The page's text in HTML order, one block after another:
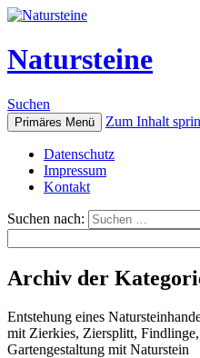
Natursteine
Suchen
Primäres Menü Zum Inhalt
Datenschutz
Impressum
Kontakt
Suchen nach:
Archiv der
Entstehung eines
mit Zierkies, Ziersplitt,
Gartengestaltung mit Naturstein